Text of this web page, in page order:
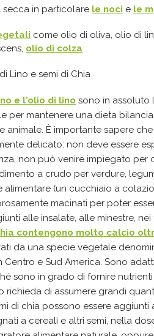
secca in particolare le noci e le
come olio di oliva, olio di
olio di colza
Lino e semi di Chia
e l'olio di lino sono in assoluto
per mantenere una dieta
animale. È importante sapere
delicato: non deve essere
non può venire impiegato per
a crudo per verdure,
alimentare (un cucchiaio a
macinati per poter
alle insalate, alle minestre, nei
contengono molto calcio
da una specie vegetale
Centro e Sud America. Sono
sono in grado di fornire
richieda di assumere grandi
di chia possono essere
a cereali e altri semi, nella